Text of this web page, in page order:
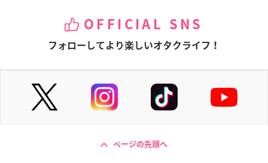
OFFICIAL SNS
フォローしてより楽しいオタクライフ！
ページの先頭へ